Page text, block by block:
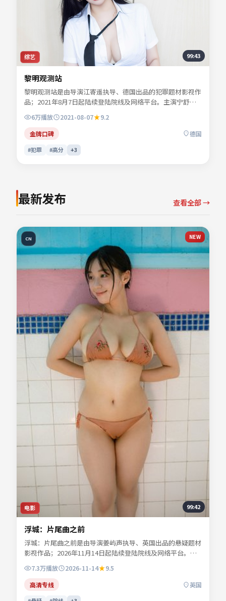
综艺 99:43
黎明观测站
黎明观测站是由导演江寄遥执导、德国出品的犯罪题材影视作
品；2021年8月7日起陆续登陆院线及网络平台。主演宁舒
言、陆星辞、楚望舒等共同诠释一段充满转折的人物命运。人
物动机层层揭开，真相并非唯一答案。影片关键词包含犯罪、
德国、院线同步与流媒体首播信息，便于影迷检索与比对同类
6万播放 2021-08-07
9.2
金牌口碑
德国
#犯罪 #高分 +3
最新发布 查看全部 →
电影
CN NEW
99:42
浮城：片尾曲之前
浮城：片尾曲之前是由导演姜屿声执导、英国出品的悬疑题材
影视作品；2026年11月14日起陆续登陆院线及网络平台。主
演宁舒言、林听雪、沈昭野、夏时深等共同诠释一段充满转折
的人物命运。地缘风貌被写得具体可信，地域气质成为叙事推
手。影片关键词包含悬疑、英国、院线同步与流媒体首播信
息，便于影迷检索与比对同类型佳作。
7.3万播放 2026-11-14
9.5
高清专线
英国